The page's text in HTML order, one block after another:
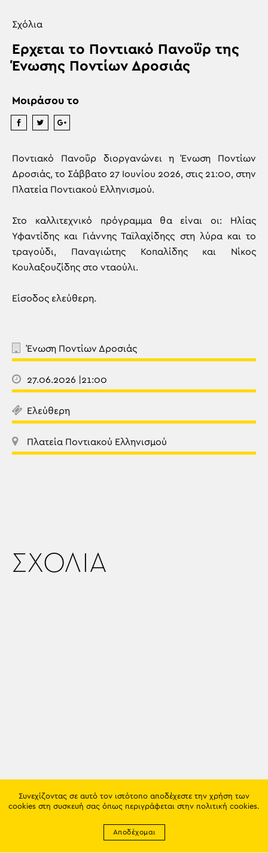
Σχόλια
Ερχεται το Ποντιακό Πανοΰρ της
Ένωσης Ποντίων Δροσιάς
Μοιράσου το
Ποντιακό Πανοΰρ διοργανώνει η Ένωση Ποντίων
Δροσιάς, το Σάββατο 27 Ιουνίου 2026, στις 21:00, στην
Πλατεία Ποντιακού Ελληνισμού.
Στο καλλιτεχνικό πρόγραμμα θα είναι οι: Ηλίας
Υφαντίδης και Γιάννης Ταϊλαχίδηςς στη λύρα και το
τραγούδι, Παναγιώτης Κοπαλίδης και Νίκος
Κουλαξουζίδης στο νταούλι.
Είσοδος ελεύθερη.
Ένωση Ποντίων Δροσιάς
27.06.2026 |21:00
Ελεύθερη
Πλατεία Ποντιακού Ελληνισμού
ΣΧΟΛΙΑ
Συνεχίζοντας σε αυτό τον ιστότοπο αποδέχεστε την χρήση των
cookies στη συσκευή σας όπως περιγράφεται στην πολιτική cookies.
Αποδέχομαι